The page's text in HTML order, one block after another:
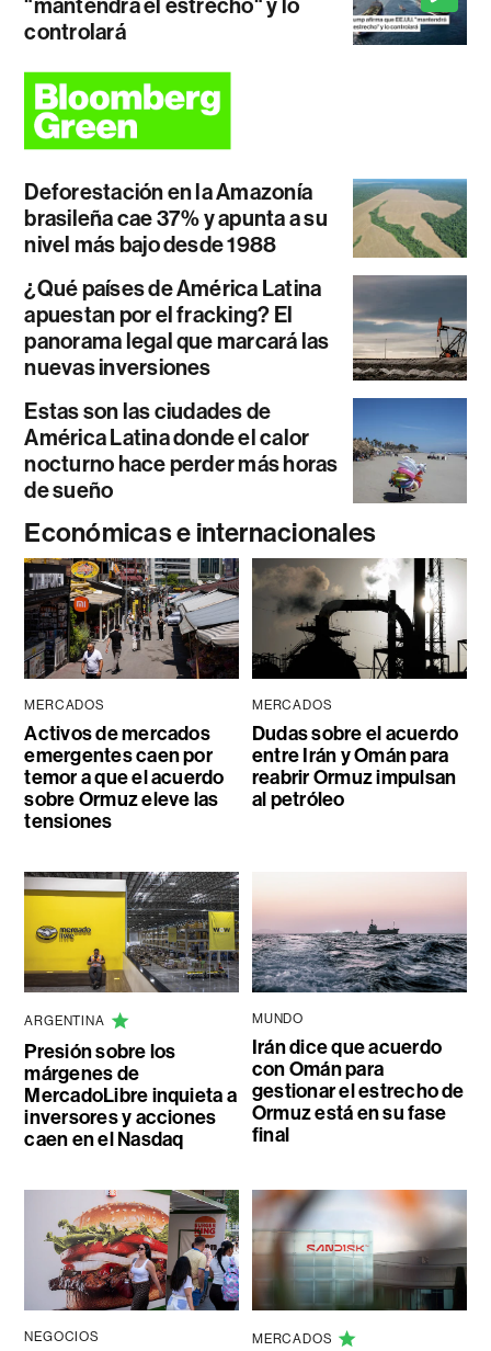
controlará
Deforestación en la Amazonía
brasileña cae 37% y apunta a su
nivel más bajo desde 1988
¿Qué países de América Latina
apuestan por el fracking? El
panorama legal que marcará las
nuevas inversiones
Estas son las ciudades de
América Latina donde el calor
nocturno hace perder más horas
de sueño
Económicas e internacionales
MERCADOS
Activos de mercados
emergentes caen por
temor a que el acuerdo
sobre Ormuz eleve las
tensiones
MERCADOS
Dudas sobre el acuerdo
entre Irán y Omán para
reabrir Ormuz impulsan
al petróleo
ARGENTINA
Presión sobre los
márgenes de
MercadoLibre inquieta a
inversores y acciones
caen en el Nasdaq
MUNDO
Irán dice que acuerdo
con Omán para
gestionar el estrecho de
Ormuz está en su fase
final
NEGOCIOS MERCADOS